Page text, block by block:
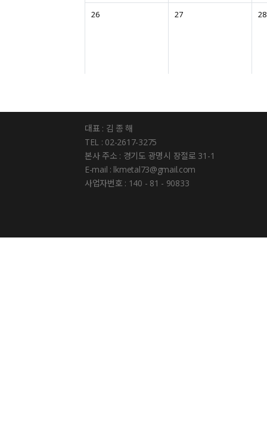
26 27 28
대표 : 김 종 해
TEL : 02-2617-3275
본사 주소 : 경기도 광명시 장절로 31-1
E-mail : lkmetal73@gmail.com
사업자번호 : 140 - 81 - 90833